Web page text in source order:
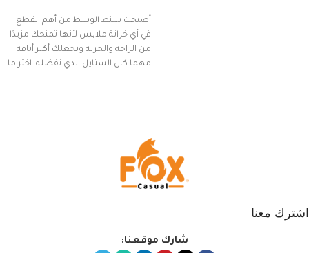
أصبحت شنط الوسط من أهم القطع
في أي خزانة ملابس لأنها تمنحك مزيدًا
من الراحة والحرية وتجعلك أكثر أناقة
مهما كان الستايل الذي تفضله. اختر ما
اشترك معنا
شارك موقعنا: